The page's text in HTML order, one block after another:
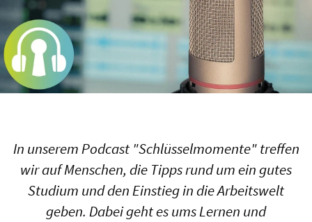
In unserem Podcast "Schlüsselmomente" treffen
wir auf Menschen, die Tipps rund um ein gutes
Studium und den Einstieg in die Arbeitswelt
geben. Dabei geht es ums Lernen und